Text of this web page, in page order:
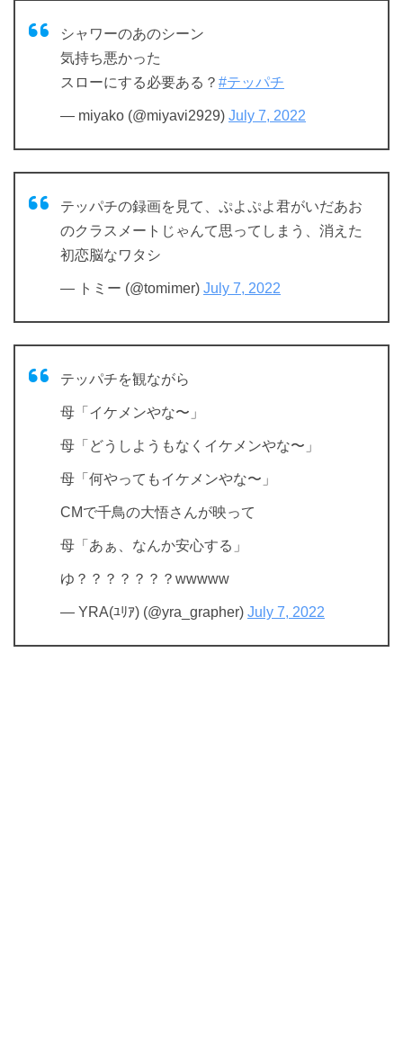
シャワーのあのシーン
気持ち悪かった
スローにする必要ある？ #テッパチ
— miyako (@miyavi2929) July 7, 2022
テッパチの録画を見て、ぷよぷよ君がいだあお
のクラスメートじゃんて思ってしまう、消えた
初恋脳なワタシ
— トミー (@tomimer) July 7, 2022
テッパチを観ながら
母「イケメンやな〜」
母「どうしようもなくイケメンやな〜」
母「何やってもイケメンやな〜」
CMで千鳥の大悟さんが映って
母「あぁ、なんか安心する」
ゆ？？？？？？？wwwww
— YRA(ﾕﾘｱ) (@yra_grapher) July 7, 2022